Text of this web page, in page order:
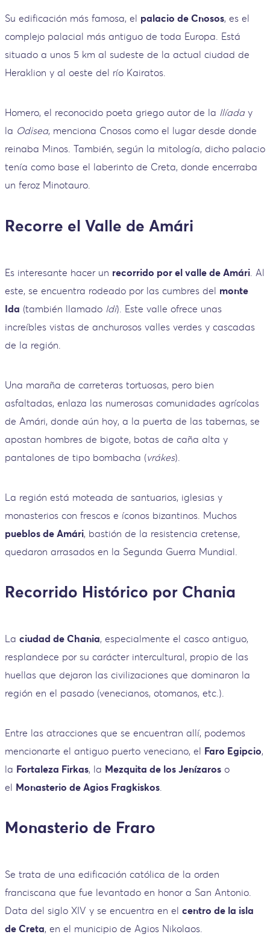
Su edificación más famosa, el palacio de Cnosos, es el
complejo palacial más antiguo de toda Europa. Está
situado a unos 5 km al sudeste de la actual ciudad de
Heraklion y al oeste del río Kairatos.
Homero, el reconocido poeta griego autor de la Ilíaday
la Odisea, menciona Cnosos como el lugar desde donde
reinaba Minos. También, según la mitología, dicho palacio
tenía como base el laberinto de Creta, donde encerraba
un feroz Minotauro.
Recorre el Valle de Amári
Es interesante hacer un recorrido por el valle de Amári . Al
este, se encuentra rodeado por las cumbres del monte
Ida (también llamado Idi). Este valle ofrece unas
increíbles vistas de anchurosos valles verdes y cascadas
de la región.
Una maraña de carreteras tortuosas, pero bien
asfaltadas, enlaza las numerosas comunidades agrícolas
de Amári, donde aún hoy, a la puerta de las tabernas, se
apostan hombres de bigote, botas de caña alta y
pantalones de tipo bombacha (vrákes).
La región está moteada de santuarios, iglesias y
monasterios con frescos e íconos bizantinos. Muchos
pueblos de Amári, bastión de la resistencia cretense,
quedaron arrasados en la Segunda Guerra Mundial.
Recorrido Histórico por Chania
La ciudad de Chania, especialmente el casco antiguo,
resplandece por su carácter intercultural, propio de las
huellas que dejaron las civilizaciones que dominaron la
región en el pasado (venecianos, otomanos, etc.).
Entre las atracciones que se encuentran allí, podemos
mencionarte el antiguo puerto veneciano, el Faro Egipcio,
la Fortaleza Firkas, la Mezquita de los Jenízaros o
el Monasterio de Agios Fragkiskos
Monasterio de Fraro
Se trata de una edificación católica de la orden
franciscana que fue levantado en honor a San Antonio.
Data del siglo XIV y se encuentra en el centro de la isla
de Creta, en el municipio de Agios Nikolaos.